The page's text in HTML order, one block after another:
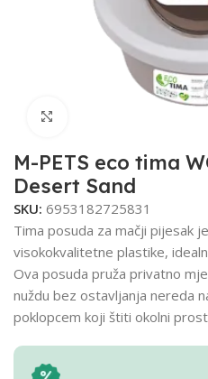
M-PETS eco tima
Desert Sand
SKU: 6953182725831
Tima posuda za mačji pijesak
visokokvalitetne plastike,
Ova posuda pruža privatno
nuždu bez ostavljanja nereda
poklopcem koji štiti okolni